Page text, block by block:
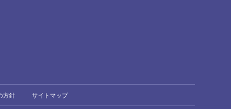
方針 サイトマップ